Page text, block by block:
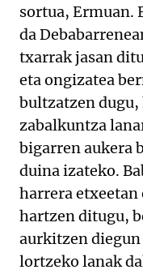
sortua, Ermuan.
da
txarrak jasan
eta ongizatea
bultzatzen
zabalkuntza
bigarren aukera
duina izateko.
harrera
hartzen ditugu,
aurkitzen
lortzeko lanak